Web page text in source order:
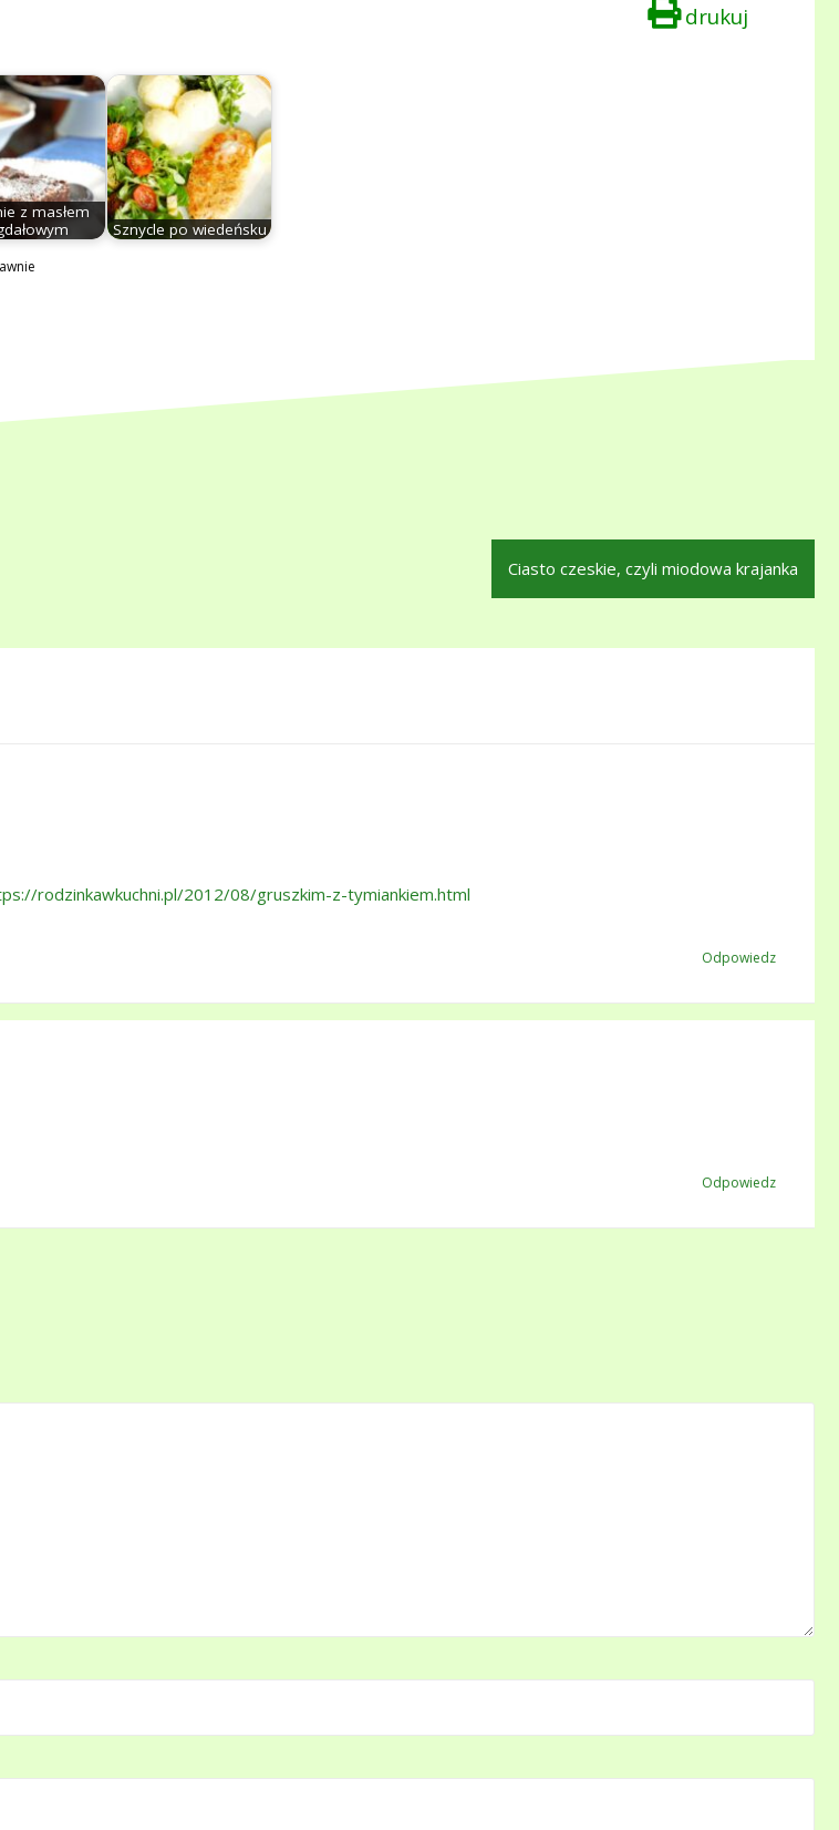
drukuj
z masłem
Sznycle po wiedeńsku
Ciasto czeskie, czyli miodowa krajanka
rodzinkawkuchni.pl/2012/08/gruszkim-z-tymiankiem.html
Odpowiedz
Odpowiedz